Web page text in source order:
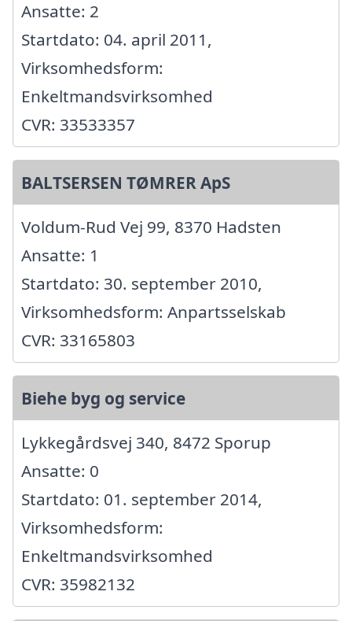
Ansatte: 2
Startdato: 04. april 2011,
Virksomhedsform:
Enkeltmandsvirksomhed
CVR: 33533357
BALTSERSEN TØMRER ApS
Voldum-Rud Vej 99, 8370 Hadsten
Ansatte: 1
Startdato: 30. september 2010,
Virksomhedsform: Anpartsselskab
CVR: 33165803
Biehe byg og service
Lykkegårdsvej 340, 8472 Sporup
Ansatte: 0
Startdato: 01. september 2014,
Virksomhedsform:
Enkeltmandsvirksomhed
CVR: 35982132